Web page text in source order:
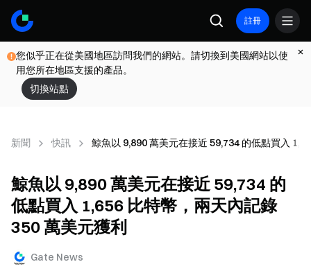
註冊
您似乎正在從美國地區訪問我們的網站。請切換到美國網站以使
用您所在地區支援的產品。
切換站點
新聞 快訊 鯨魚以 9,890 萬美元在接近 59,734 的低點買入
鯨魚以 9,890 萬美元在接近 59,734 的
低點買入 1,656 比特幣，兩天內記錄
350 萬美元獲利
Gate News